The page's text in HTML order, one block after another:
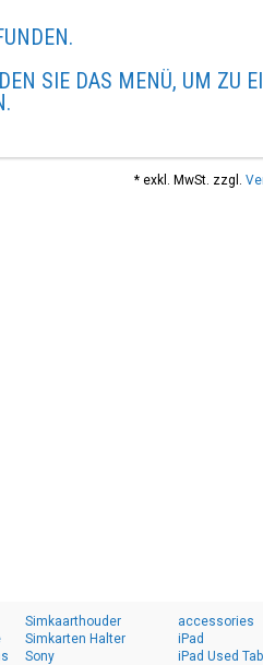
SIE DAS MENÜ, UM ZU
* exkl. MwSt. zzgl.
Simkaarthouder
Simkarten Halter
Sony
accessories
iPad
iPad Used